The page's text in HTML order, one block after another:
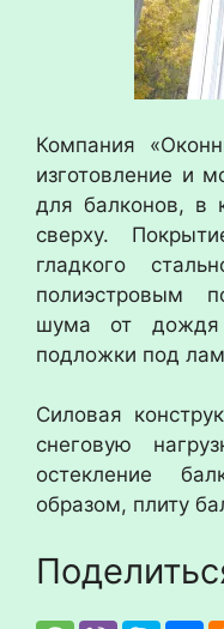
Компания
изготовление и
для балконов, в
сверху.
гладкого
полиэстровым
шума от
подложки под
Силовая
снеговую
остекление
образом, плиту